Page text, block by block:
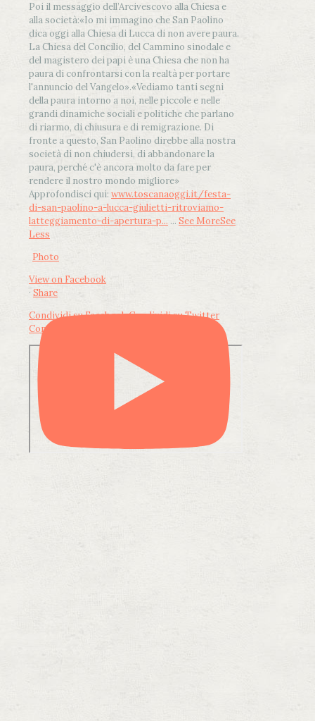
Poi il messaggio dell’Arcivescovo alla Chiesa e
alla società:«Io mi immagino che San Paolino
dica oggi alla Chiesa di Lucca di non avere paura.
La Chiesa del Concilio, del Cammino sinodale e
del magistero dei papi è una Chiesa che non ha
paura di confrontarsi con la realtà per portare
l'annuncio del Vangelo».«Vediamo tanti segni
della paura intorno a noi, nelle piccole e nelle
grandi dinamiche sociali e politiche che parlano
di riarmo, di chiusura e di remigrazione. Di
fronte a questo, San Paolino direbbe alla nostra
società di non chiudersi, di abbandonare la
paura, perché c'è ancora molto da fare per
rendere il nostro mondo migliore»
Approfondisci qui: www.toscanaoggi.it/festa-
di-san-paolino-a-lucca-giulietti-ritroviamo-
latteggiamento-di-apertura-p... ... See MoreSee
Less
Photo
View on Facebook
· Share
Condividi su FacebookCondividi su Twitter
Condividi su LinkedIn